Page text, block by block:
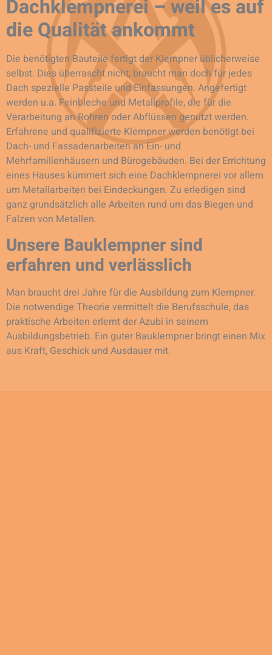
Dachklempnerei – weil es auf
die Qualität ankommt
Die benötigten Bauteile fertigt der Klempner üblicherweise
selbst. Dies überrascht nicht, braucht man doch für jedes
Dach spezielle Passteile und Einfassungen. Angefertigt
werden u.a. Feinbleche und Metallprofile, die für die
Verarbeitung an Rohren oder Abflüssen genutzt werden.
Erfahrene und qualifizierte Klempner werden benötigt bei
Dach- und Fassadenarbeiten an Ein- und
Mehrfamilienhäusern und Bürogebäuden. Bei der Errichtung
eines Hauses kümmert sich eine Dachklempnerei vor allem
um Metallarbeiten bei Eindeckungen. Zu erledigen sind
ganz grundsätzlich alle Arbeiten rund um das Biegen und
Falzen von Metallen.
Unsere Bauklempner sind
erfahren und verlässlich
Man braucht drei Jahre für die Ausbildung zum Klempner.
Die notwendige Theorie vermittelt die Berufsschule, das
praktische Arbeiten erlernt der Azubi in seinem
Ausbildungsbetrieb. Ein guter Bauklempner bringt einen Mix
aus Kraft, Geschick und Ausdauer mit.